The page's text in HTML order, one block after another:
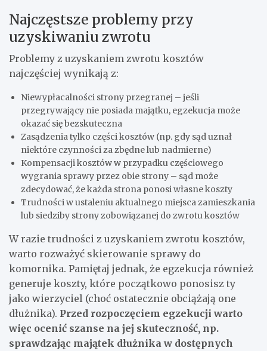
Najczęstsze problemy przy
uzyskiwaniu zwrotu
Problemy z uzyskaniem zwrotu kosztów
najczęściej wynikają z:
Niewypłacalności strony przegranej – jeśli
przegrywający nie posiada majątku, egzekucja może
okazać się bezskuteczna
Zasądzenia tylko części kosztów (np. gdy sąd uznał
niektóre czynności za zbędne lub nadmierne)
Kompensacji kosztów w przypadku częściowego
wygrania sprawy przez obie strony – sąd może
zdecydować, że każda strona ponosi własne koszty
Trudności w ustaleniu aktualnego miejsca zamieszkania
lub siedziby strony zobowiązanej do zwrotu kosztów
W razie trudności z uzyskaniem zwrotu kosztów,
warto rozważyć skierowanie sprawy do
komornika. Pamiętaj jednak, że egzekucja również
generuje koszty, które początkowo ponosisz ty
jako wierzyciel (choć ostatecznie obciążają one
dłużnika). Przed rozpoczęciem egzekucji warto
więc ocenić szanse na jej skuteczność, np.
sprawdzając majątek dłużnika w dostępnych